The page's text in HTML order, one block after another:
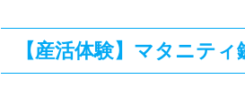
【産活体験】マタニテ